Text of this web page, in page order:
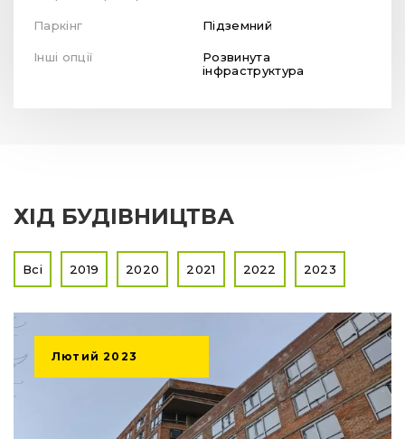
Паркінг Підземний
Інші опції
Розвинута
інфраструктура
ХІД БУДІВНИЦТВА
Всі 2019 2020 2021 2022 2023
Лютий 2023